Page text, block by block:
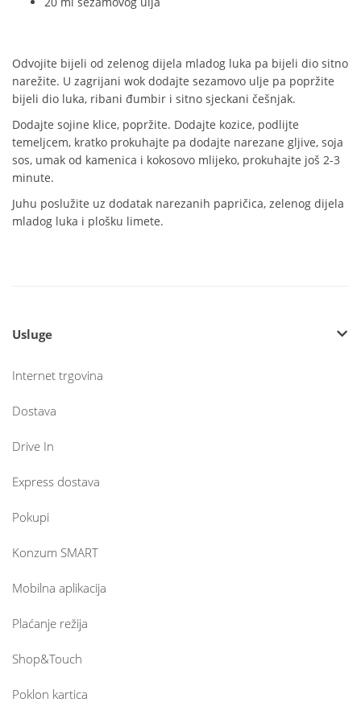
Odvojite bijeli od zelenog dijela mladog luka pa bijeli dio sitno
narežite. U zagrijani wok dodajte sezamovo ulje pa popržite
bijeli dio luka, ribani đumbir i sitno sjeckani češnjak.
Dodajte sojine klice, popržite. Dodajte kozice, podlijte
temeljcem, kratko prokuhajte pa dodajte narezane gljive, soja
sos, umak od kamenica i kokosovo mlijeko, prokuhajte još 2-3
minute.
Juhu poslužite uz dodatak narezanih papričica, zelenog dijela
mladog luka i plošku limete.
Usluge
Internet trgovina
Dostava
Drive In
Express dostava
Pokupi
Konzum SMART
Mobilna aplikacija
Plaćanje režija
Shop&Touch
Poklon kartica